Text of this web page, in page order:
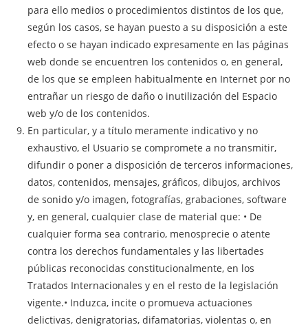
para ello medios o procedimientos distintos de los que,
según los casos, se hayan puesto a su disposición a este
efecto o se hayan indicado expresamente en las páginas
web donde se encuentren los contenidos o, en general,
de los que se empleen habitualmente en Internet por no
entrañar un riesgo de daño o inutilización del Espacio
web y/o de los contenidos.
En particular, y a título meramente indicativo y no
exhaustivo, el Usuario se compromete a no transmitir,
difundir o poner a disposición de terceros informaciones,
datos, contenidos, mensajes, gráficos, dibujos, archivos
de sonido y/o imagen, fotografías, grabaciones, software
y, en general, cualquier clase de material que: • De
cualquier forma sea contrario, menosprecie o atente
contra los derechos fundamentales y las libertades
públicas reconocidas constitucionalmente, en los
Tratados Internacionales y en el resto de la legislación
vigente.• Induzca, incite o promueva actuaciones
delictivas, denigratorias, difamatorias, violentas o, en